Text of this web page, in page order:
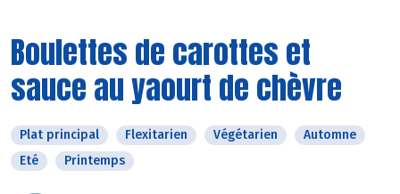
Boulettes de carottes et
sauce au yaourt de chèvre
Plat principal Flexitarien Végétarien
Automne
Eté
Printemps